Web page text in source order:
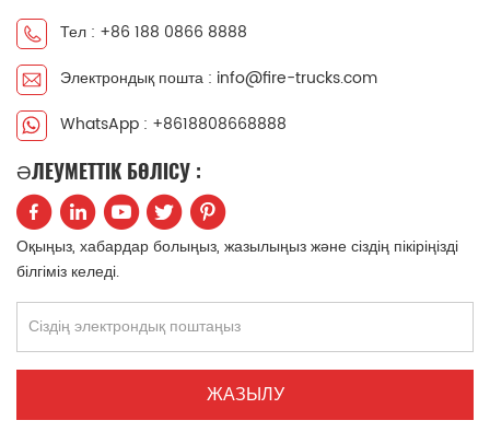
Filipino
српски
Тел : +86 188 0866 8888
Электрондық пошта : info@fire-trucks.com
WhatsApp : +8618808668888
ӘЛЕУМЕТТІК БӨЛІСУ :
Оқыңыз, хабардар болыңыз, жазылыңыз және сіздің пікіріңізді
білгіміз келеді.